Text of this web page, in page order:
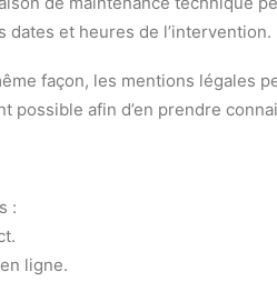
dates et heures de l’intervention.
façon, les mentions légales
possible afin d’en prendre
:
ligne.